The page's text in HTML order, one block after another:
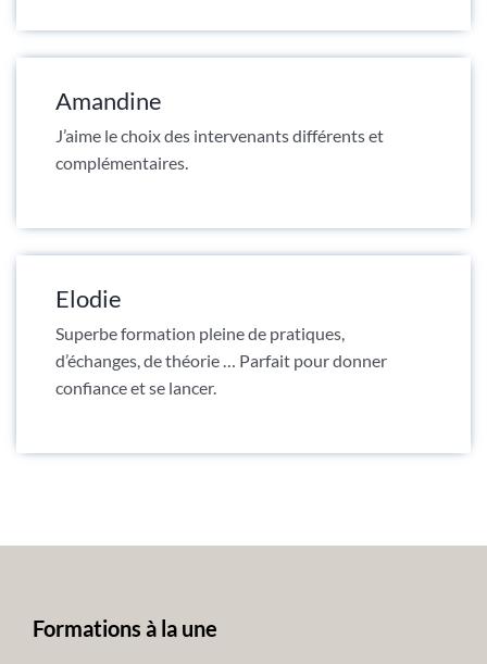
Amandine
J’aime le choix des intervenants différents et
complémentaires.
Elodie
Superbe formation pleine de pratiques,
d’échanges, de théorie … Parfait pour donner
confiance et se lancer.
Formations à la une